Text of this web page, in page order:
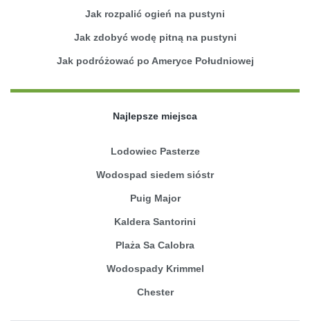
Jak rozpalić ogień na pustyni
Jak zdobyć wodę pitną na pustyni
Jak podróżować po Ameryce Południowej
Najlepsze miejsca
Lodowiec Pasterze
Wodospad siedem sióstr
Puig Major
Kaldera Santorini
Plaża Sa Calobra
Wodospady Krimmel
Chester